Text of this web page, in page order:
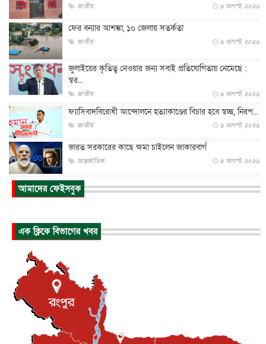
জাতীয় ৬ আগস্ট, ২০২৬
ফের বন্যার আশঙ্কা, ১০ জেলায় সতর্কতা
জাতীয় ৬ আগস্ট, ২০২৬
জুলাইয়ের কৃতিত্ব নেওয়ার জন্য সবাই প্রতিযোগিতায় নেমেছে :
স্বর...
জাতীয় ৬ আগস্ট, ২০২৬
ফ্যাসিবাদবিরোধী আন্দোলনে হত্যাকাণ্ডের বিচার হবে স্বচ্ছ, নিরপ...
জাতীয় ৬ আগস্ট, ২০২৬
ভারত সরকারের কাছে ক্ষমা চাইলেন জাকারবার্গ
আন্তর্জাতিক ৬ আগস্ট, ২০২৬
আকাশে ট্রাম্পের হেলিকপ্টার ও যাত্রীবাহী বিমান মুখোমুখি, তদন্...
আন্তর্জাতিক
আন্তর্জাতিক ৬ আগস্ট, ২০২৬
টি-টোয়েন্টি ইতিহাসের সর্বোচ্চ রানের মালিক এখন জস বাটলার
বস্তিতে কেটেছে শৈশব, আজ মুম্বাইয়ে দুই বাড়ির মালিক
বিনোদন ৬ আগস্ট, ২০২৬
আমাদের ফেইসবুক
এক ক্লিকে বিভাগের খবর